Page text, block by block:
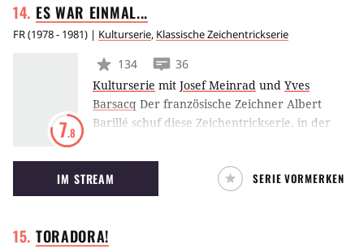
Jahre nach den vorherigen Ereignissen ein
und dreht sich erneut um die Abenteuer, die
Freunden erlebt.
ES WAR EINMAL...
FR(1978 - 1981) | Kulturserie, Klassische Zeichentrickserie
7.8
134
36
Kulturserie mit Josef Meinrad und Yves
Barsacq Der französische Zeichner Albert
Barillé schuf diese Zeichentrickserie, in der
oder Wissenschaft präsentiert werden. Die
Wissensvermittlung ist gleichermaßen
unterhaltsam und lehrreich.
IM STREAM SERIE VORMERKEN
TORADORA!